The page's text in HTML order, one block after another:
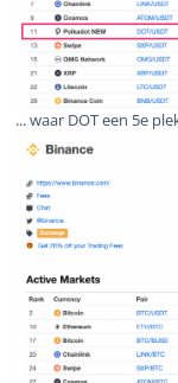
... waar DOT een 5e